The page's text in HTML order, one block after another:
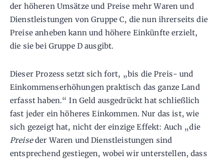
der höheren Umsätze und Preise mehr Waren und
Dienstleistungen von Gruppe C, die nun ihrerseits die
Preise anheben kann und höhere Einkünfte erzielt,
die sie bei Gruppe D ausgibt.
Dieser Prozess setzt sich fort, „bis die Preis- und
Einkommenserhöhungen praktisch das ganze Land
erfasst haben.“ In Geld ausgedrückt hat schließlich
fast jeder ein höheres Einkommen. Nur das ist, wie
sich gezeigt hat, nicht der einzige Effekt: Auch „die
Preiseder Waren und Dienstleistungen sind
entsprechend gestiegen, wobei wir unterstellen, dass